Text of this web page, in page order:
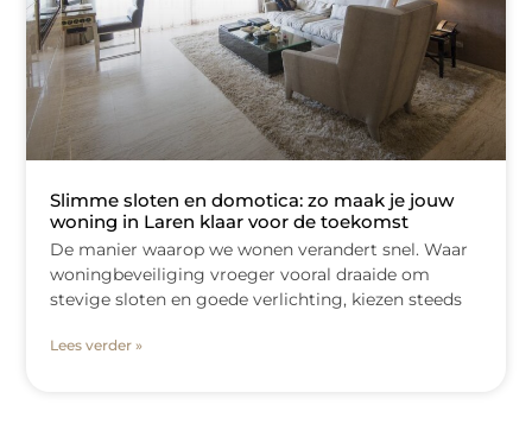
Slimme sloten en domotica: zo maak je jouw
woning in Laren klaar voor de toekomst
De manier waarop we wonen verandert snel. Waar
woningbeveiliging vroeger vooral draaide om
stevige sloten en goede verlichting, kiezen steeds
Lees verder »